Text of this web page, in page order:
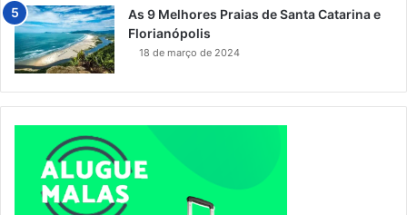
As 9 Melhores Praias de Santa Catarina e
Florianópolis
18 de março de 2024